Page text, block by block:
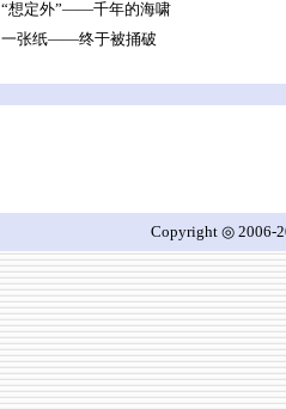
“想定外”——千年的海啸
一张纸——终于被捅破
Copyright ◎ 2006-